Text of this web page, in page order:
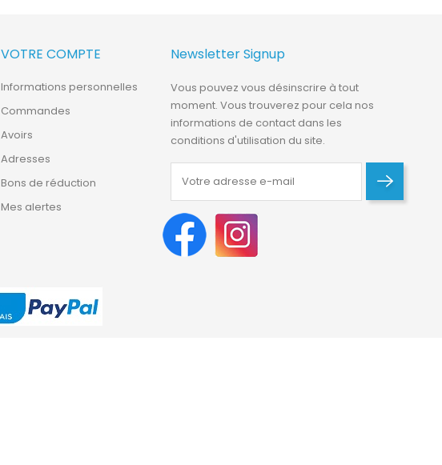
VOTRE COMPTE
Informations personnelles
Commandes
Avoirs
Adresses
Bons de réduction
Mes alertes
Newsletter Signup
Vous pouvez vous désinscrire à tout
moment. Vous trouverez pour cela nos
informations de contact dans les
conditions d'utilisation du site.